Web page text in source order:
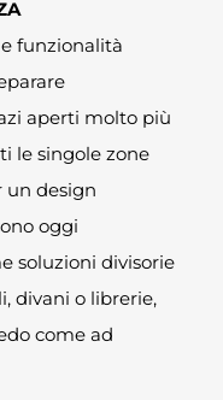
funzionalità
aperti molto più
le singole zone
un design
oggi
soluzioni divisorie
divani o librerie,
come ad